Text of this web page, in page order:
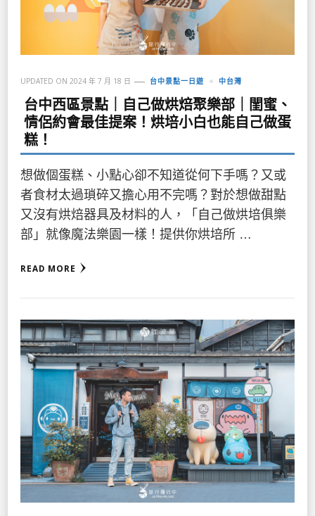
UPDATED ON 2024 年 7 月 18 日 台中景點一日遊 中台灣
台中西區景點｜自己做烘焙聚樂部｜閨蜜、
情侶約會最佳提案！烘培小白也能自己做蛋
糕！
想做個蛋糕、小點心卻不知道從何下手嗎？又或
者食材太過瑣碎又擔心用不完嗎？對於想做甜點
又沒有烘焙器具及材料的人，「自己做烘培俱樂
部」就像魔法樂園一樣！提供你烘培所 …
READ MORE